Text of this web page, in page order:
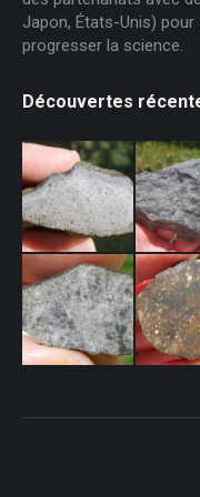
Japon, États-Unis)
progresser la science.
Découvertes